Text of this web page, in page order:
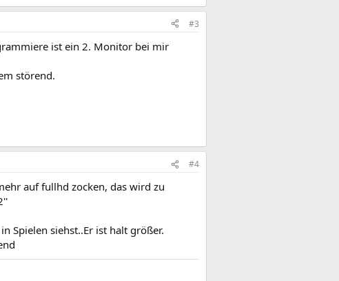
#3
ist ein 2. Monitor bei mir
störend.
#4
auf fullhd zocken, das wird zu
Spielen siehst..Er ist halt größer.